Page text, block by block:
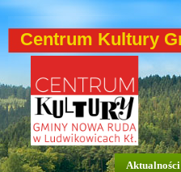
Centrum Kultury
Aktualności